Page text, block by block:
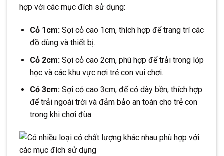
hợp với các mục đích sử dụng:
Cỏ 1cm:Sợi cỏ cao 1cm, thích hợp để trang trí các
đồ dùng và thiết bị.
Cỏ 2cm:Sợi cỏ cao 2cm, phù hợp để trải trong lớp
học và các khu vực nơi trẻ con vui chơi.
Cỏ 3cm:Sợi cỏ cao 3cm, đế cỏ dày bền, thích hợp
để trải ngoài trời và đảm bảo an toàn cho trẻ con
trong khi chơi đùa.